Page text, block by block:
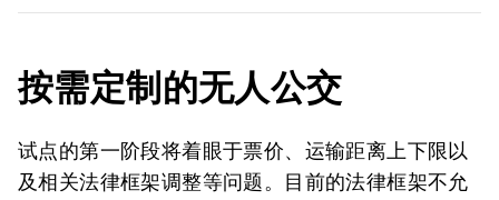
按需定制的无人公交
试点的第一阶段将着眼于票价、运输距离上下限以
及相关法律框架调整等问题。目前的法律框架不允